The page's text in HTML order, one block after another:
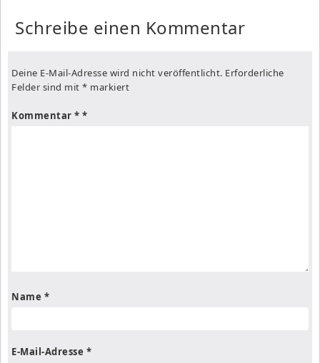
Schreibe einen Kommentar
Deine E-Mail-Adresse wird nicht veröffentlicht. Erforderliche
Felder sind mit * markiert
Kommentar *
Name *
E-Mail-Adresse *